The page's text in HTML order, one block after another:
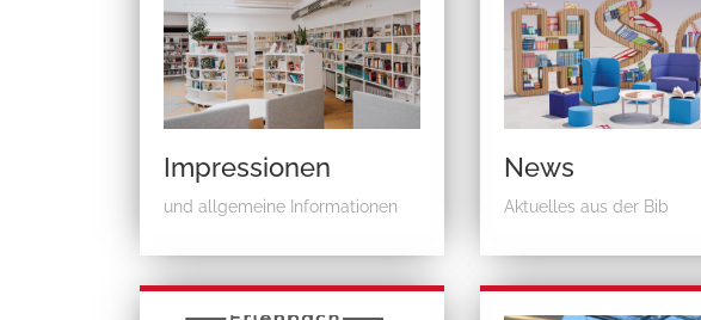
Impressionen
und allgemeine Informationen
News
Aktuelles aus der Bib